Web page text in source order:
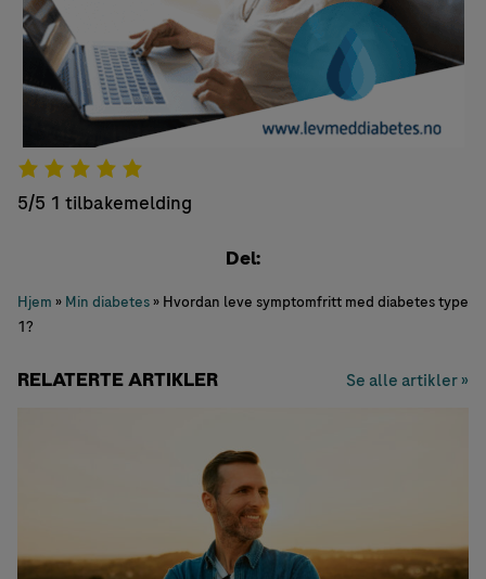
5/5 1 tilbakemelding
Del:
Hjem » Min diabetes» Hvordan leve symptomfritt med diabetes type
1?
RELATERTE ARTIKLER Se alle artikler »